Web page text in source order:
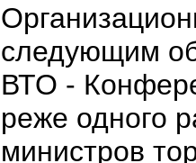
следующим
ВТО -
реже одного
министров